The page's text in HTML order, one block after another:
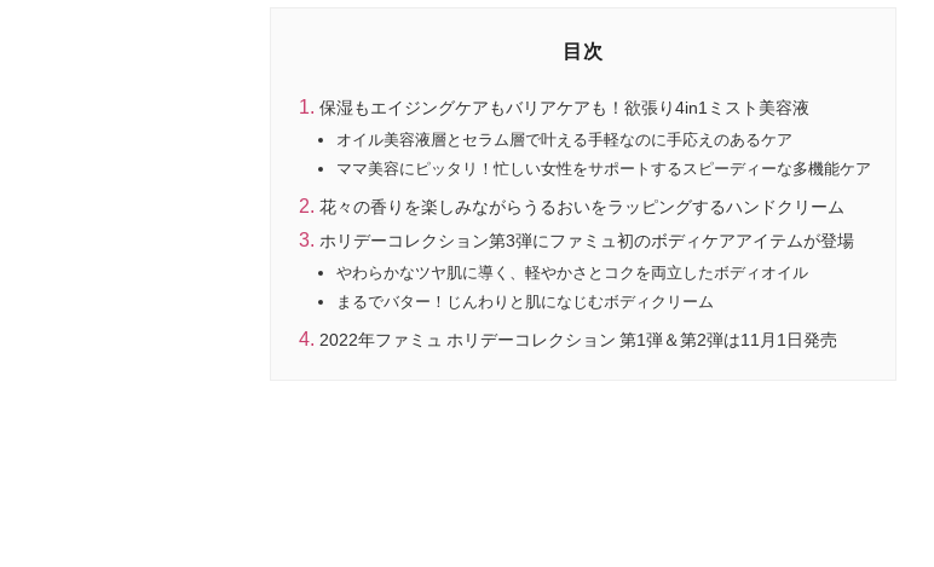
目次
保湿もエイジングケアもバリアケアも！欲張り4in1ミスト美容液
オイル美容液層とセラム層で叶える手軽なのに手応えのあるケア
ママ美容にピッタリ！忙しい女性をサポートするスピーディーな多機能ケア
花々の香りを楽しみながらうるおいをラッピングするハンドクリーム
ホリデーコレクション第3弾にファミュ初のボディケアアイテムが登場
やわらかなツヤ肌に導く、軽やかさとコクを両立したボディオイル
まるでバター！じんわりと肌になじむボディクリーム
2022年ファミュ ホリデーコレクション 第1弾＆第2弾は11月1日発売